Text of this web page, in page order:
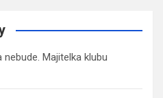
Majitelka klubu